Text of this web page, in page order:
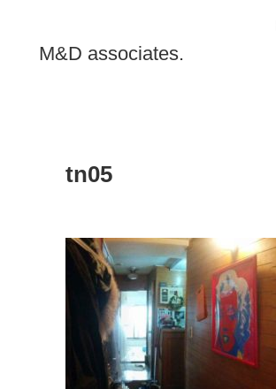
M&D associates.
tn05